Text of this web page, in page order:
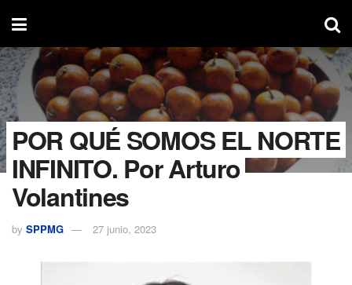
POR QUÉ SOMOS EL NORTE
INFINITO. Por Arturo
Volantines
by SPPMG 27 junio, 2023